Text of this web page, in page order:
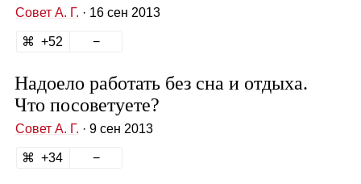
Совет А. Г. · 16 сен 2013
52
Надоело работать без сна и отдыха.
Что посоветуете?
Совет А. Г. · 9 сен 2013
34